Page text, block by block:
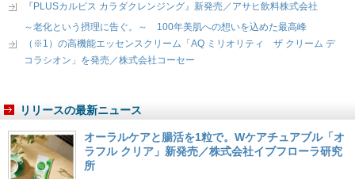
『PLUSカルピス カラダクレンジング』新発売／アサヒ飲料株式会社
～老化という摂理に告ぐ。～ 100年美肌への想いを込めた最高峰
（※1）の高機能エッセンスクリーム「AQ ミリオリティ ザ クリーム デ
コラシオン」を発売／株式会社コーセー
リリースの最新ニュース
オーラルケアと腸活を1粒で。Wケアチュアブル「オ
ラフル クリア」新発売／株式会社イブフローラ研究
所